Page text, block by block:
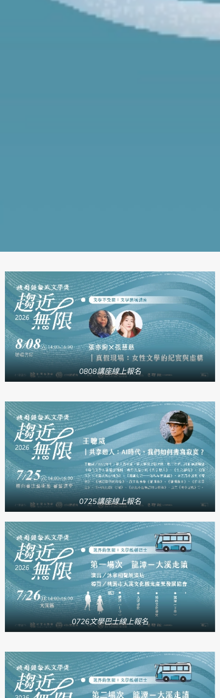
0808講座線上報名
0725講座線上報名
0726文學巴士線上報名